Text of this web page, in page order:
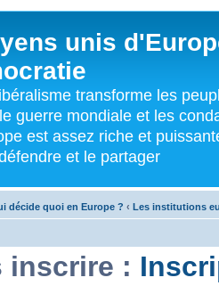
unis
transforme les
guerre mondiale et les
est assez riche et
et le partager
décide quoi en Europe ? ‹ Les institutions
inscrire :